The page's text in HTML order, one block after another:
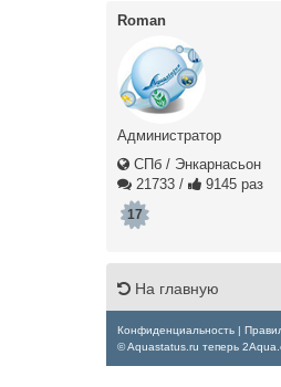
Roman
Администратор
СПб / Энкарнасьон
21733 / 9145 раз
17
На главную
Конфиденциальность |
© Aquastatus.ru теперь